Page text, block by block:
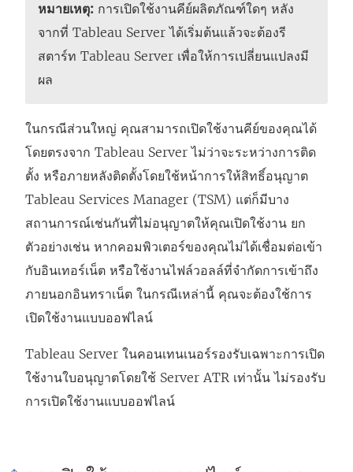
ใ
น
ห
ต่
า
ง
ใ
ห
ม่
)
หมายเหตุ: การเปิดใช้งานคีย์ผลิตภัณฑ์ใดๆ หลัง
จากที่ Tableau Server ได้เริ่มต้นแล้วจะต้องรี
สตาร์ท Tableau Server เพื่อให้การเปลี่ยนแปลงมี
ผล
ในกรณีส่วนใหญ่ คุณสามารถเปิดใช้งานคีย์ของคุณได้
โดยตรงจาก Tableau Server ไม่ว่าจะระหว่างการติด
ตั้ง หรือภายหลังติดตั้งโดยใช้หน้าการให้สิทธิ์อนุญาต
Tableau Services Manager (TSM) แต่ก็มีบาง
สถานการณ์เช่นกันที่ไม่อนุญาตให้คุณเปิดใช้งาน ยก
ตัวอย่างเช่น หากคอมพิวเตอร์ของคุณไม่ได้เชื่อมต่อเข้า
กับอินเทอร์เน็ต หรือใช้งานไฟล์วอลล์ที่จำกัดการเข้าถึง
ภายนอกอินทราเน็ต ในกรณีเหล่านี้ คุณจะต้องใช้การ
เปิดใช้งานแบบออฟไลน์
Tableau Server ในคอนเทนเนอร์รองรับเฉพาะการเปิด
ใช้งานใบอนุญาตโดยใช้ Server ATR เท่านั้น ไม่รองรับ
การเปิดใช้งานแบบออฟไลน์